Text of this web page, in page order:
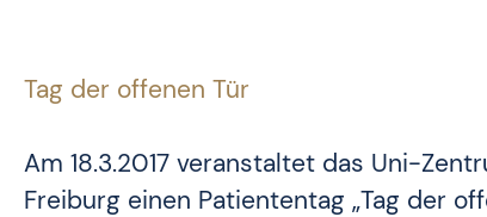
Tag der offenen Tür
Am 18.3.2017 veranstaltet das Uni-
Freiburg einen Patiententag „Tag der